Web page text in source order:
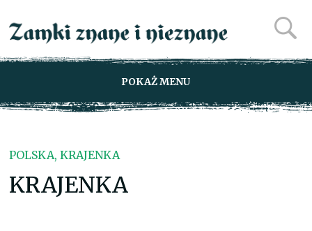
POKAŻ MENU
POLSKA, KRAJENKA
KRAJENKA